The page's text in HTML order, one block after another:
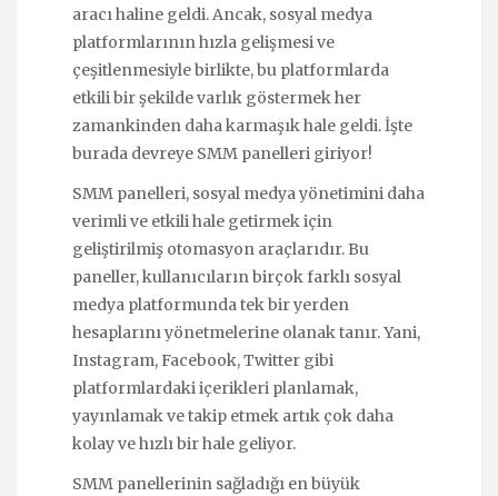
aracı haline geldi. Ancak, sosyal medya
platformlarının hızla gelişmesi ve
çeşitlenmesiyle birlikte, bu platformlarda
etkili bir şekilde varlık göstermek her
zamankinden daha karmaşık hale geldi. İşte
burada devreye SMM panelleri giriyor!
SMM panelleri, sosyal medya yönetimini daha
verimli ve etkili hale getirmek için
geliştirilmiş otomasyon araçlarıdır. Bu
paneller, kullanıcıların birçok farklı sosyal
medya platformunda tek bir yerden
hesaplarını yönetmelerine olanak tanır. Yani,
Instagram, Facebook, Twitter gibi
platformlardaki içerikleri planlamak,
yayınlamak ve takip etmek artık çok daha
kolay ve hızlı bir hale geliyor.
SMM panellerinin sağladığı en büyük